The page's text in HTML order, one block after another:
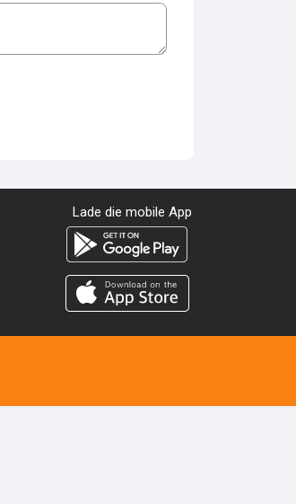
Lade die mobile App